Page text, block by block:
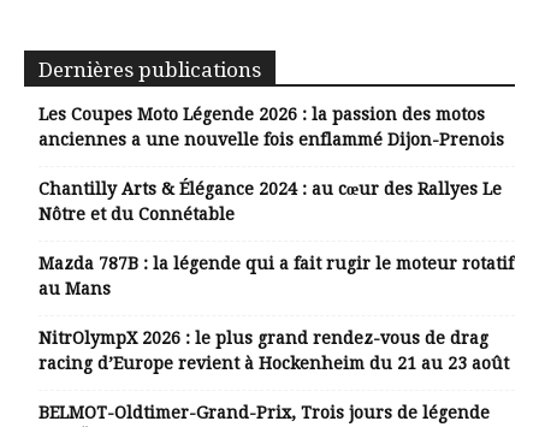
Dernières publications
Les Coupes Moto Légende 2026 : la passion des motos
anciennes a une nouvelle fois enflammé Dijon-Prenois
Chantilly Arts & Élégance 2024 : au cœur des Rallyes Le
Nôtre et du Connétable
Mazda 787B : la légende qui a fait rugir le moteur rotatif
au Mans
NitrOlympX 2026 : le plus grand rendez-vous de drag
racing d’Europe revient à Hockenheim du 21 au 23 août
BELMOT-Oldtimer-Grand-Prix, Trois jours de légende